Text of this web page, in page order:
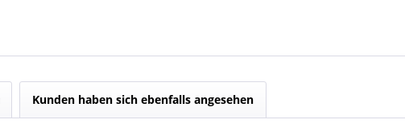
Kunden haben sich ebenfalls angesehen